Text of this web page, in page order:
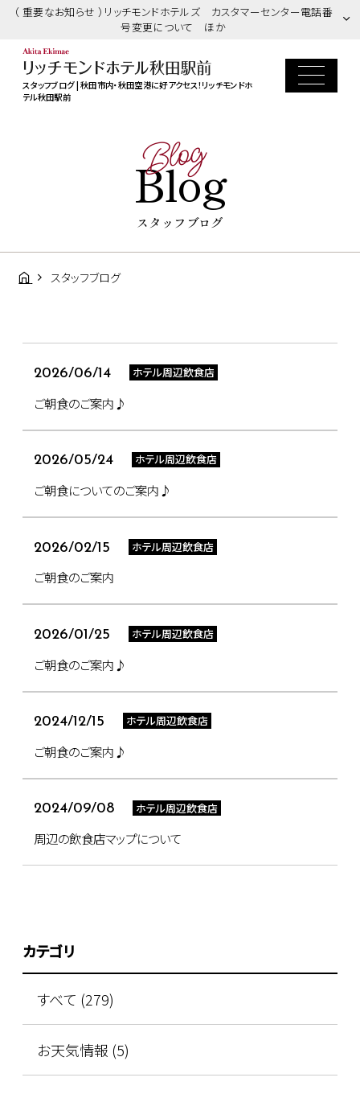
（ 重要なお知らせ ）リッチモンドホテルズ カスタマーセンター電話番
号変更について ほか
スタッフブログ | 秋田市内・秋田空港に好アクセス！リッチモンドホ
テル秋田駅前
Blog
Blog
スタッフブログ
スタッフブログ
2026/06/14 ホテル周辺飲食店
ご朝食のご案内♪
2026/05/24 ホテル周辺飲食店
ご朝食についてのご案内♪
2026/02/15 ホテル周辺飲食店
ご朝食のご案内
2026/01/25 ホテル周辺飲食店
ご朝食のご案内♪
2024/12/15 ホテル周辺飲食店
ご朝食のご案内♪
2024/09/08 ホテル周辺飲食店
周辺の飲食店マップについて
カテゴリ
すべて (279)
お天気情報 (5)